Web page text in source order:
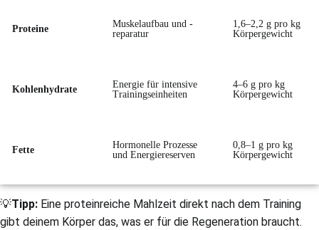
Proteine
Muskelaufbau und -
reparatur
1,6–2,2 g pro kg
Körpergewicht
Kohlenhydrate
Energie für intensive
Trainingseinheiten
4–6 g pro kg
Körpergewicht
Fette
Hormonelle Prozesse
und Energiereserven
0,8–1 g pro kg
Körpergewicht
💡Tipp: Eine proteinreiche Mahlzeit direkt nach dem Training
gibt deinem Körper das, was er für die Regeneration braucht.